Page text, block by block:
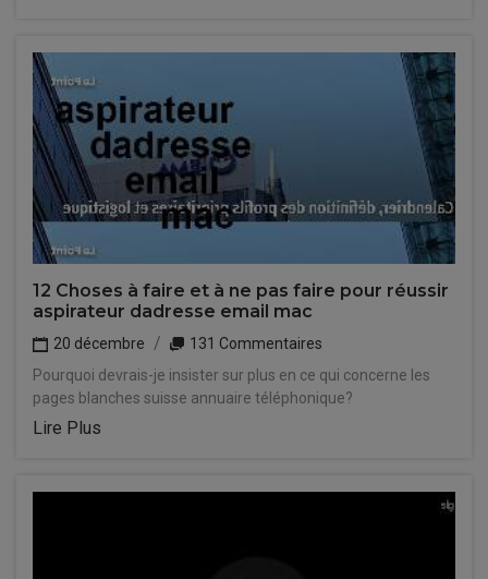
12 Choses à faire et à ne pas faire pour réussir
aspirateur dadresse email mac
20 décembre
131 Commentaires
Pourquoi devrais-je insister sur plus en ce qui concerne les
pages blanches suisse annuaire téléphonique?
Lire Plus